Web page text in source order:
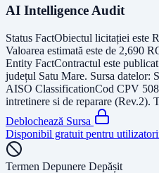
AI Intelligence Audit
Status FactObiectul licitației este
Valoarea estimată este de 2,690
Entity FactContractul este
județul Satu Mare. Sursa datelor:
AISO ClassificationCod CPV
intretinere si de reparare (Rev.2).
Deblochează Sursa
Disponibil gratuit pentru
Termen Depunere Depășit